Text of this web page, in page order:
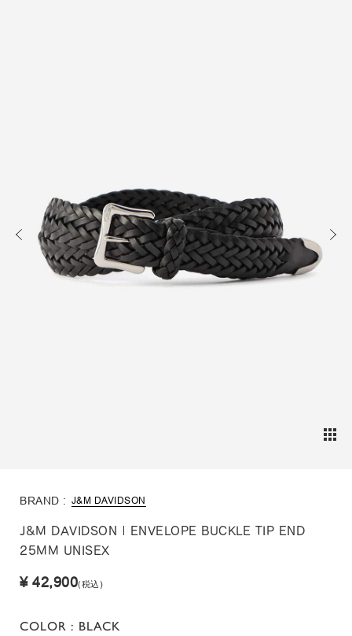
BRAND : J&M DAVIDSON
J&M DAVIDSON | ENVELOPE BUCKLE TIP END
25MM UNISEX
¥ 42,900(税込)
COLOR : BLACK